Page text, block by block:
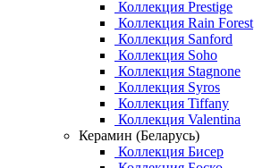
Коллекция Prestige
Коллекция Rain Forest
Коллекция Sanford
Коллекция Soho
Коллекция Stagnone
Коллекция Syros
Коллекция Tiffany
Коллекция Valentina
Керамин (Беларусь)
Коллекция Бисер